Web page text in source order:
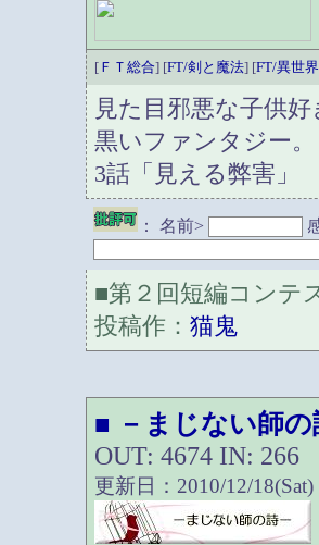
[ ＦＴ総合] [FT/剣と魔法] [FT/異世界
見た目邪悪な子供
黒いファンタジー。
3話「見える弊害」
：名前>
■第２回短編コンテ
投稿作：猫鬼
■ －まじない師の
OUT: 4674 IN: 266
更新日：2010/12/